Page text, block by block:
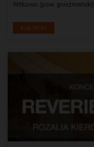
Witkowo (pow. gnieźnieński)
Kup teraz